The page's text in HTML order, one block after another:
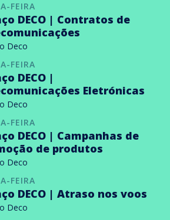
FEIRA
DECO | Contratos de
Deco
FEIRA
DECO |
Eletrónicas
Deco
FEIRA
DECO | Campanhas de
de produtos
Deco
FEIRA
DECO | Atraso nos voos
Deco